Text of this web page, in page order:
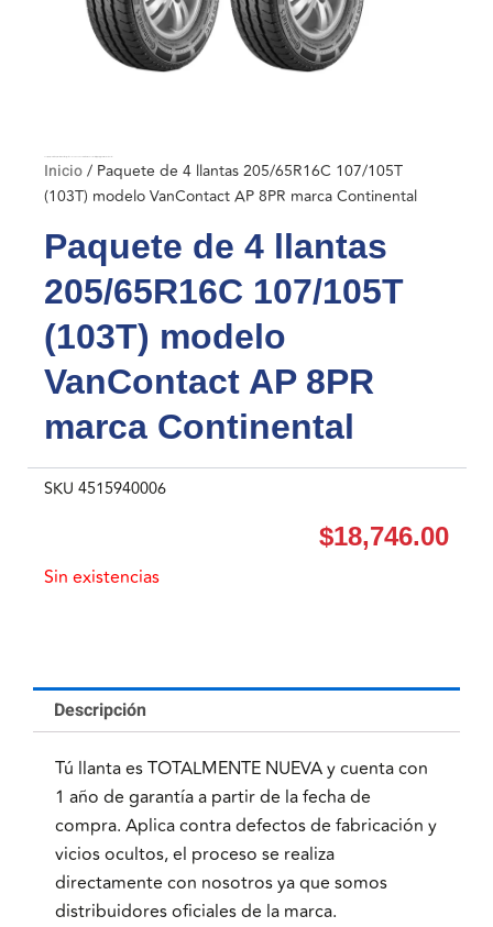
Inicio/ Paquete de 4 llantas 205/65R16C 107/105T
(103T) modelo VanContact AP 8PR marca Continental
Paquete de 4 llantas
205/65R16C 107/105T
(103T) modelo
VanContact AP 8PR
marca Continental
SKU 4515940006
$18,746.00
Sin existencias
Descripción
Tú llanta es TOTALMENTE NUEVA y cuenta con
1 año de garantía a partir de la fecha de
compra. Aplica contra defectos de fabricación y
vicios ocultos, el proceso se realiza
directamente con nosotros ya que somos
distribuidores oficiales de la marca.